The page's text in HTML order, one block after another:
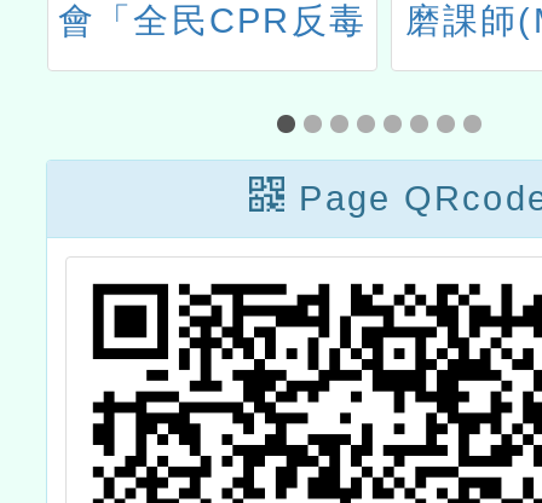
會「全民CPR反毒
害反詐騙反暴力總
動員」企畫書1份
磨課師
上課
生：魚
奇之
Page